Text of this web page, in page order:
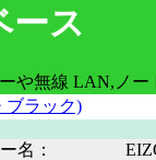
ース
や無線 LAN,ノー
ブラック)
名：